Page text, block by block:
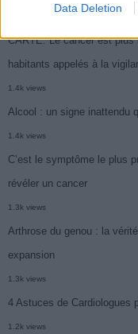
Data Deletion
CARTE. Le cancer est plus
habitants appelés à la
1.4k views
Alcool : un signe inattendu
1.4k views
C’est le symptôme le plus
révéler un cancer
1.3k views
Arthrose du genou : la
expansion
1.3k views
4 Astuces de Cardiologues
1.2k views